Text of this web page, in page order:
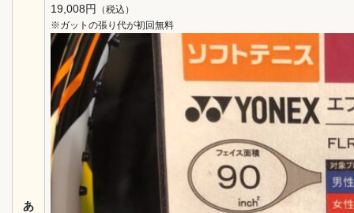
あ
19,008円
（税込）
※ガットの張り代が初回無料